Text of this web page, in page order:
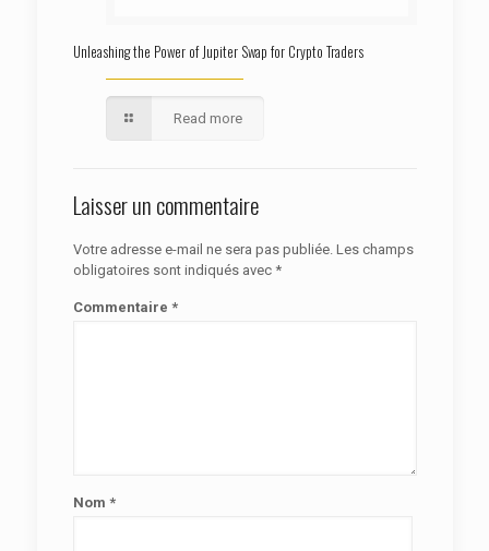
Unleashing the Power of Jupiter Swap for Crypto Traders
Read more
Laisser un commentaire
Votre adresse e-mail ne sera pas publiée. Les champs
obligatoires sont indiqués avec *
Commentaire *
Nom *